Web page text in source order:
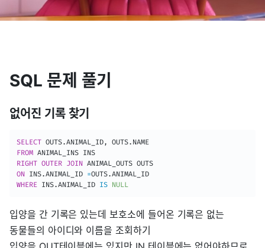
SQL 문제 풀기
없어진 기록 찾기
SELECT OUTS.ANIMAL_ID, OUTS.
FROM
RIGHT OUTER JOIN
ON INS.ANIMAL_ID =OUTS.
WHERE INS.ANIMAL_ID IS NULL
입양을 간 기록은 있는데 보호소에 들어온 기록은 없는
동물들의 아이디와 이름을 조회하기